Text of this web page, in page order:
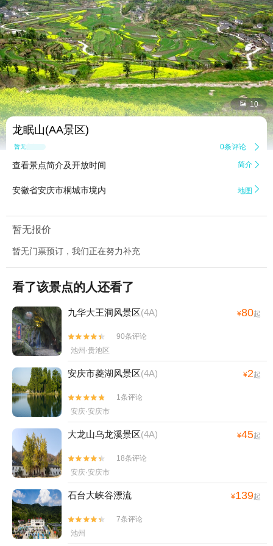
 10
龙眠山(AA景区)
暂无点评 0条评论 
查看景点简介及开放时间 简介 
安徽省安庆市桐城市境内 地图 
暂无报价
暂无门票预订，我们正在努力补充
看了该景点的人还看了
九华大王洞风景区(4A) ¥80起


90条评论
池州·贵池区
安庆市菱湖风景区(4A) ¥2起


1条评论
安庆·安庆市
大龙山乌龙溪景区(4A) ¥45起


18条评论
安庆·安庆市
石台大峡谷漂流 ¥139起


7条评论
池州
